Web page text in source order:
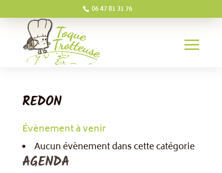
06 47 81 31 76
REDON
Évènement à venir
Aucun évènement dans cette catégorie
AGENDA